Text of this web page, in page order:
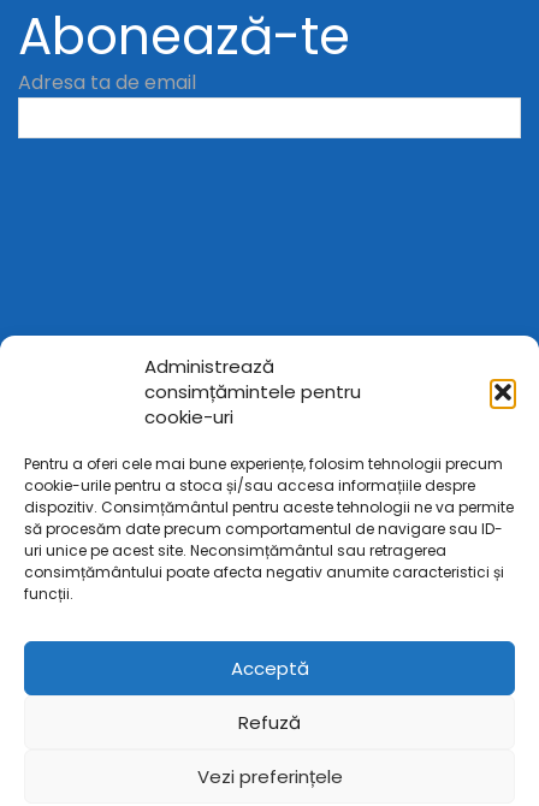
Administrează
consimțămintele pentru
cookie-uri
Pentru a oferi cele mai bune experiențe, folosim tehnologii precum
cookie-urile pentru a stoca și/sau accesa informațiile despre
dispozitiv. Consimțământul pentru aceste tehnologii ne va permite
să procesăm date precum comportamentul de navigare sau ID-
uri unice pe acest site. Neconsimțământul sau retragerea
consimțământului poate afecta negativ anumite caracteristici și
funcții.
Acceptă
Refuză
Vezi preferințele
Abonează-te
Adresa ta de email